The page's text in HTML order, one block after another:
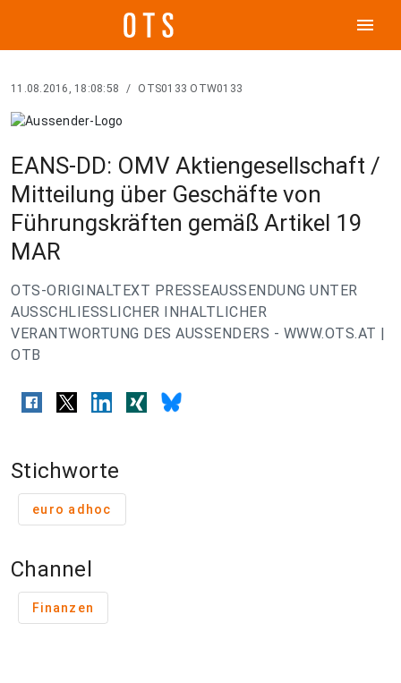
menu
11.08.2016, 18:08:58 / OTS0133 OTW0133
EANS-DD: OMV Aktiengesellschaft /
Mitteilung über Geschäfte von
Führungskräften gemäß Artikel 19
MAR
OTS-ORIGINALTEXT PRESSEAUSSENDUNG UNTER
AUSSCHLIESSLICHER INHALTLICHER
VERANTWORTUNG DES AUSSENDERS - WWW.OTS.AT |
OTB
Stichworte
euro adhoc
Channel
Finanzen